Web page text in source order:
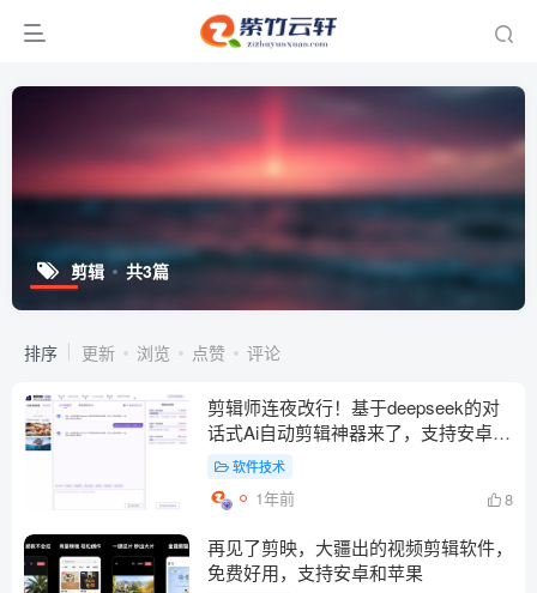
剪辑 共3篇
排序 更新 浏览 点赞 评论
剪辑师连夜改行！基于deepseek的对
话式Ai自动剪辑神器来了，支持安卓和
苹果软件技术
1年前 8
再见了剪映，大疆出的视频剪辑软件，
免费好用，支持安卓和苹果